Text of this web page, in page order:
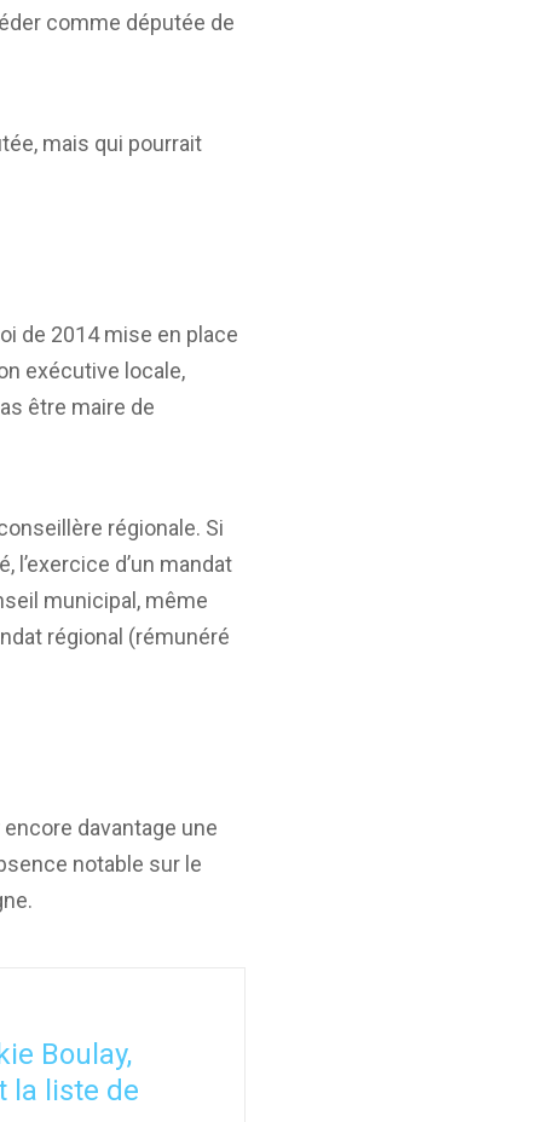
comme députée de
mais qui pourrait
de 2014 mise en place
exécutive locale,
être maire de
régionale. Si
d’un mandat
municipal, même
régional (rémunéré
davantage une
notable sur le
Boulay,
la liste de